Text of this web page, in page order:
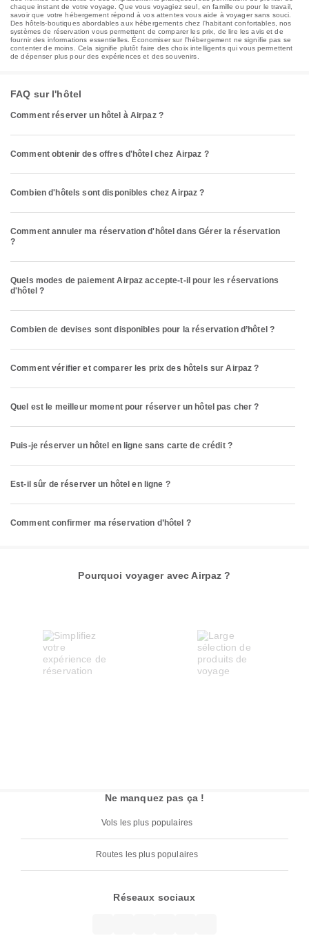
chaque instant de votre voyage. Que vous voyagiez seul, en famille ou pour le travail,
savoir que votre hébergement répond à vos attentes vous aide à voyager sans souci.
Des hôtels-boutiques abordables aux hébergements chez l'habitant confortables, nos
systèmes de réservation vous permettent de comparer les prix, de lire les avis et de
fournir des informations essentielles. Économiser sur l'hébergement ne signifie pas se
contenter de moins. Cela signifie plutôt faire des choix intelligents qui vous permettent
de dépenser plus pour des expériences et des souvenirs.
FAQ sur l'hôtel
Comment réserver un hôtel à Airpaz ?
Comment obtenir des offres d'hôtel chez Airpaz ?
Combien d'hôtels sont disponibles chez Airpaz ?
Comment annuler ma réservation d'hôtel dans Gérer la réservation
?
Quels modes de paiement Airpaz accepte-t-il pour les réservations
d'hôtel ?
Combien de devises sont disponibles pour la réservation d’hôtel ?
Comment vérifier et comparer les prix des hôtels sur Airpaz ?
Quel est le meilleur moment pour réserver un hôtel pas cher ?
Puis-je réserver un hôtel en ligne sans carte de crédit ?
Est-il sûr de réserver un hôtel en ligne ?
Comment confirmer ma réservation d’hôtel ?
Pourquoi voyager avec Airpaz ?
Ne manquez pas ça !
Vols les plus populaires
Routes les plus populaires
Réseaux sociaux